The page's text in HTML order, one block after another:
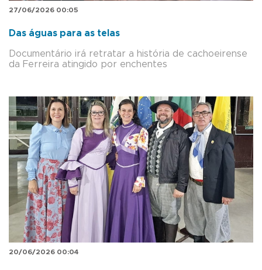
27/06/2026 00:05
Das águas para as telas
Documentário irá retratar a história de cachoeirense
da Ferreira atingido por enchentes
20/06/2026 00:04